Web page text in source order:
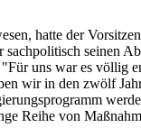
hatte der
sachpolitisch
uns war es völlig
wir in den zwölf
Reihe von